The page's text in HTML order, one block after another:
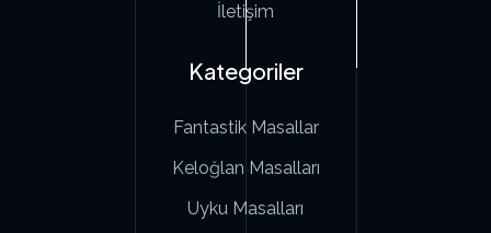
İletişim
Kategoriler
Fantastik Masallar
Keloğlan Masalları
Uyku Masalları